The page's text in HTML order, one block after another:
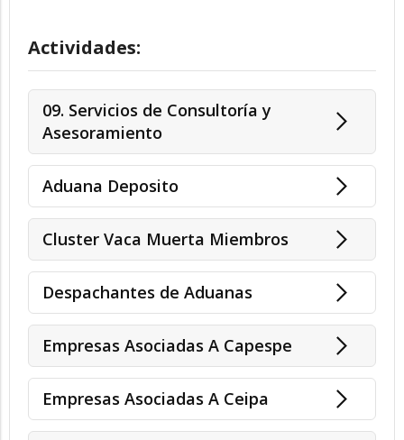
Actividades:
09. Servicios de Consultoría y
Asesoramiento
Aduana Deposito
Cluster Vaca Muerta Miembros
Despachantes de Aduanas
Empresas Asociadas A Capespe
Empresas Asociadas A Ceipa